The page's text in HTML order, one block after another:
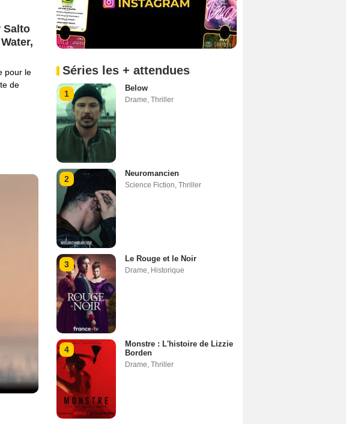
Salto
pour le
de
Séries les + attendues
1
Below
Drame Thriller
2
Neuromancien
Science Fiction Thriller
3
Le Rouge et le Noir
Drame Historique
4
Monstre : L'histoire de Lizzie
Borden
Drame Thriller